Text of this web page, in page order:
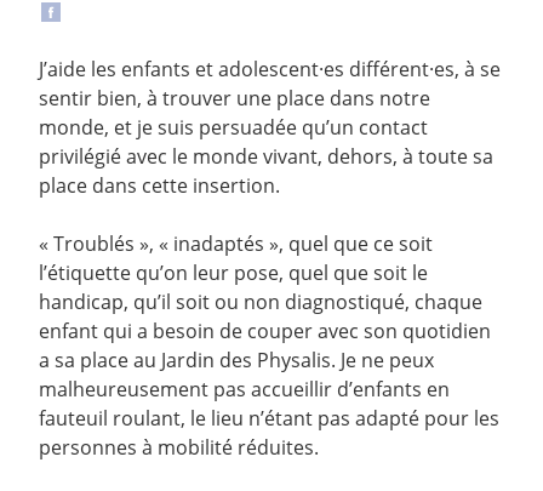
J’aide les enfants et adolescent·es différent·es, à se
sentir bien, à trouver une place dans notre
monde, et je suis persuadée qu’un contact
privilégié avec le monde vivant, dehors, à toute sa
place dans cette insertion.
« Troublés », « inadaptés », quel que ce soit
l’étiquette qu’on leur pose, quel que soit le
handicap, qu’il soit ou non diagnostiqué, chaque
enfant qui a besoin de couper avec son quotidien
a sa place au Jardin des Physalis. Je ne peux
malheureusement pas accueillir d’enfants en
fauteuil roulant, le lieu n’étant pas adapté pour les
personnes à mobilité réduites.